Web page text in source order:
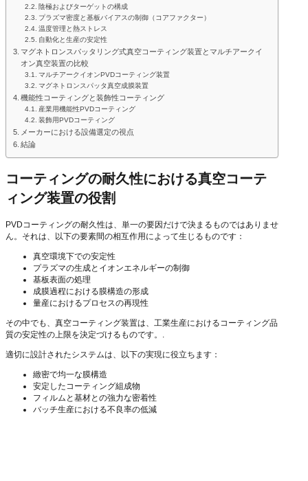
陰極およびターゲットの構成
プラズマ密度と基板バイアスの制御（コアファクター）
温度管理と熱ストレス
自動化と生産の安定性
マグネトロンスパッタリング式真空コーティング装置とマルチアークイ
オン真空装置の比較
マルチアークイオンPVDコーティング装置
マグネトロンスパッタ真空成膜装置
機能性コーティングと装飾性コーティング
産業用機能性PVDコーティング
装飾用PVDコーティング
メーカーにおける設備選定の視点
結論
コーティングの耐久性における真空コーテ
ィング装置の役割
PVDコーティングの耐久性は、単一の要因だけで決まるものではありませ
ん。それは、以下の要素間の相互作用によって生じるものです：
真空環境下での安定性
プラズマの生成とイオンエネルギーの制御
基板表面の処理
成膜過程における膜構造の形成
量産におけるプロセスの再現性
その中でも、真空コーティング装置は、工業生産におけるコーティング品
質の安定性の上限を決定づけるものです。.
適切に設計されたシステムは、以下の実現に役立ちます：
緻密で均一な膜構造
安定したコーティング組成物
フィルムと基材との強力な密着性
バッチ生産における不良率の低減